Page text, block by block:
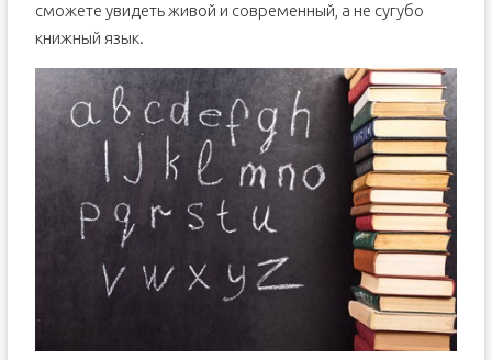
сможете увидеть живой и современный, а не сугубо
книжный язык.